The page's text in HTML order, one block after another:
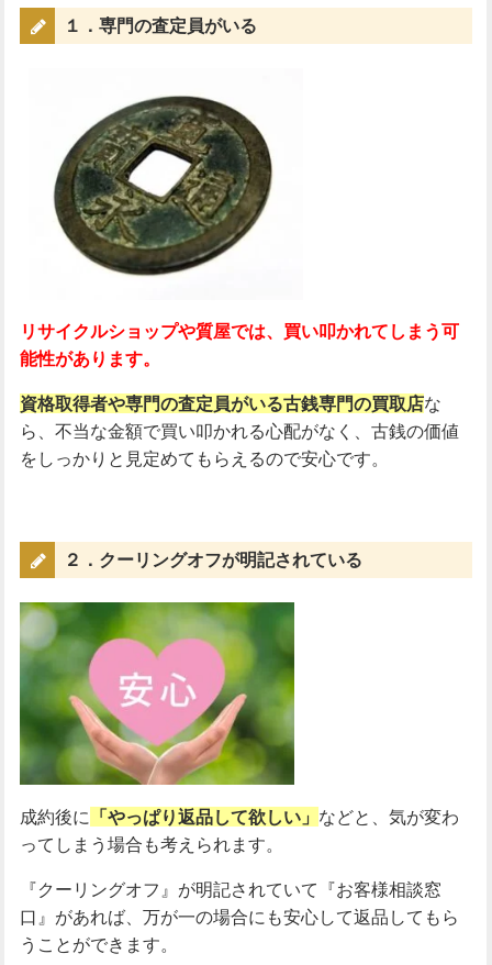
１．専門の査定員がいる
リサイクルショップや質屋では、買い叩かれてしまう可
能性があります。
資格取得者や専門の査定員がいる古銭専門の買取店な
ら、不当な金額で買い叩かれる心配がなく、古銭の価値
をしっかりと見定めてもらえるので安心です。
２．クーリングオフが明記されている
成約後に 「やっぱり返品して欲しい」 などと、気が変わ
ってしまう場合も考えられます。
『クーリングオフ』が明記されていて『お客様相談窓
口』があれば、万が一の場合にも安心して返品してもら
うことができます。